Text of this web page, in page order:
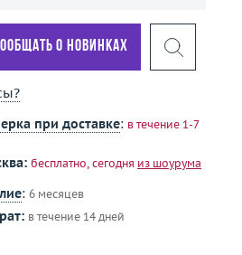
о новинках
при доставке: в течение 1-7
бесплатно, сегодня из шоурума
: 6 месяцев
в течение 14 дней